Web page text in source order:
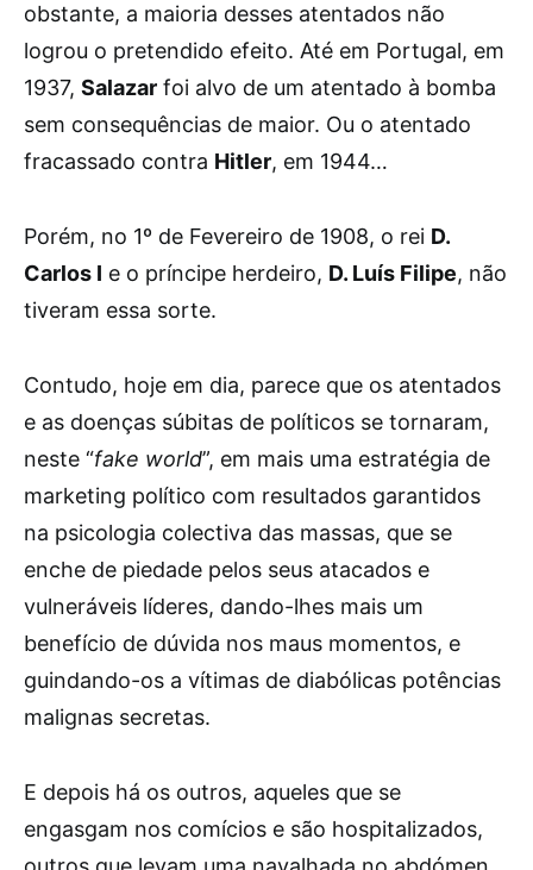
obstante, a maioria desses atentados não
logrou o pretendido efeito. Até em Portugal, em
1937, Salazar foi alvo de um atentado à bomba
sem consequências de maior. Ou o atentado
fracassado contra Hitler, em 1944…
Porém, no 1º de Fevereiro de 1908, o rei D.
Carlos I e o príncipe herdeiro, D. Luís Filipe, não
tiveram essa sorte.
Contudo, hoje em dia, parece que os atentados
e as doenças súbitas de políticos se tornaram,
neste “fake world”, em mais uma estratégia de
marketing político com resultados garantidos
na psicologia colectiva das massas, que se
enche de piedade pelos seus atacados e
vulneráveis líderes, dando-lhes mais um
benefício de dúvida nos maus momentos, e
guindando-os a vítimas de diabólicas potências
malignas secretas.
E depois há os outros, aqueles que se
engasgam nos comícios e são hospitalizados,